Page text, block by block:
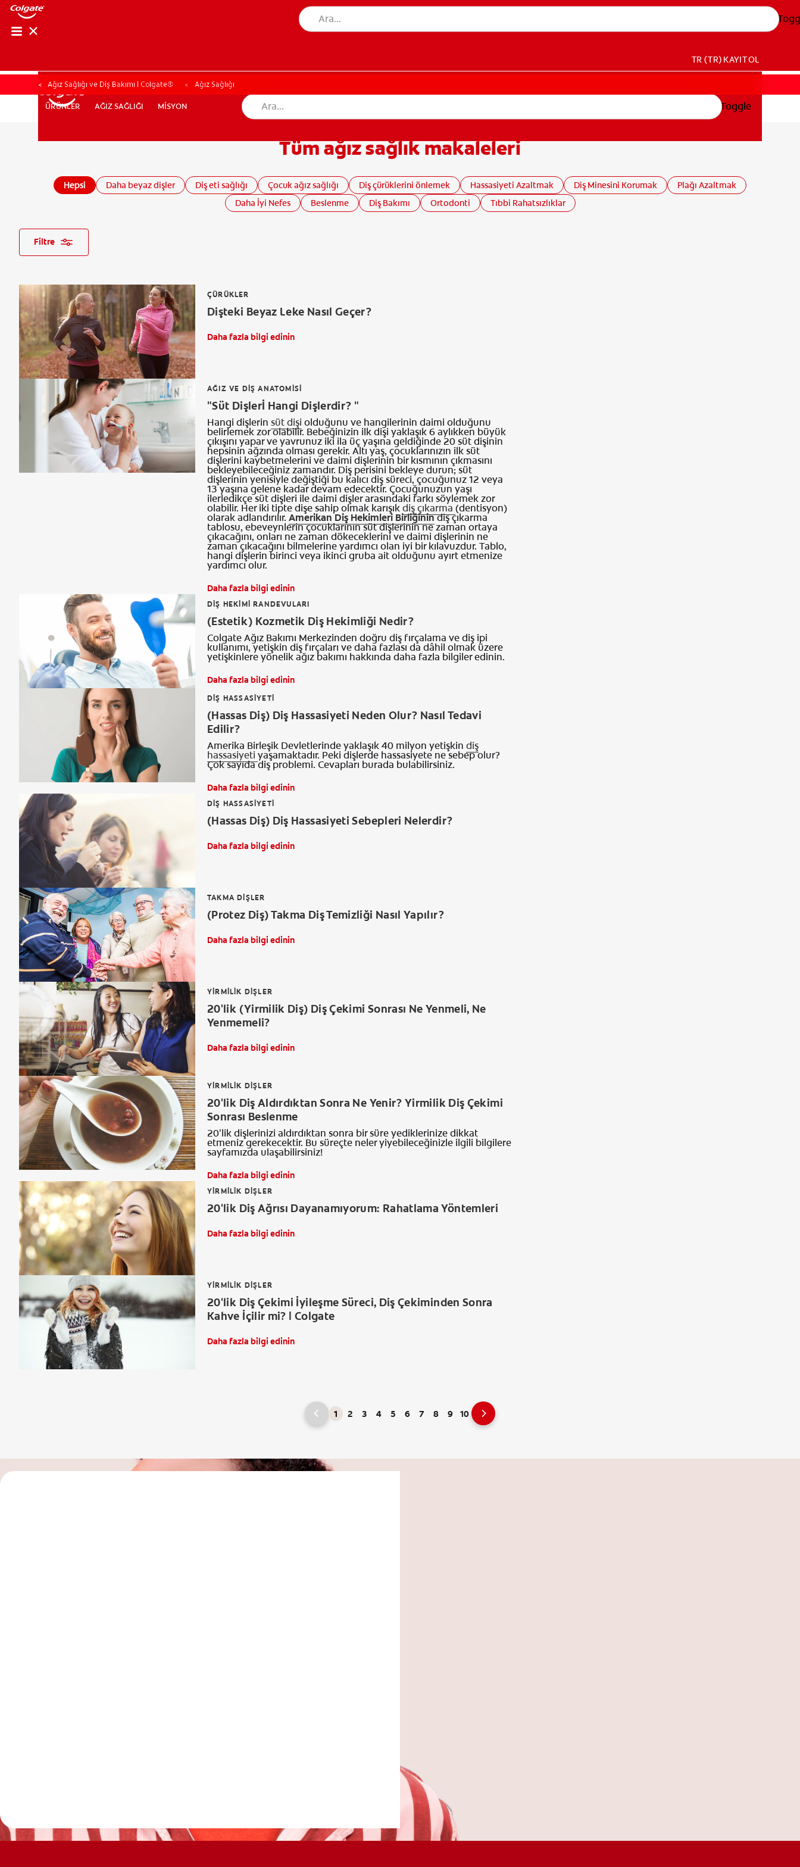
ÜRÜNLER AĞIZ SAĞLIĞI MİSYON
KAYIT OL
TR (TR) KAYIT OL
ÜRÜNLER AĞIZ SAĞLIĞI MİSYON Toggle
Ağız Sağlığı ve Diş Bakımı | Colgate® Ağız Sağlığı
Tüm ağız sağlık makaleleri
Hepsi Daha beyaz dişler Diş eti sağlığı Çocuk ağız sağlığı Diş çürüklerini önlemek Hassasiyeti Azaltmak Diş Minesini Korumak
Plağı Azaltmak
Daha İyi Nefes
Beslenme Diş Bakımı Ortodonti Tıbbi Rahatsızlıklar
Filtre
ÇÜRÜKLER
Dişteki Beyaz Leke Nasıl Geçer?
Daha fazla bilgi edinin
AĞIZ VE DIŞ ANATOMISI
"Süt Dişlerİ Hangi Dişlerdir? "
Hangi dişlerin süt dişi olduğunu ve hangilerinin daimi olduğunu
belirlemek zor olabilir. Bebeğinizin ilk dişi yaklaşık 6 aylıkken büyük
çıkışını yapar ve yavrunuz iki ila üç yaşına geldiğinde 20 süt dişinin
hepsinin ağzında olması gerekir. Altı yaş, çocuklarınızın ilk süt
dişlerini kaybetmelerini ve daimi dişlerinin bir kısmının çıkmasını
bekleyebileceğiniz zamandır. Diş perisini bekleye durun; süt
dişlerinin yenisiyle değiştiği bu kalıcı diş süreci, çocuğunuz 12 veya
13 yaşına gelene kadar devam edecektir. Çocuğunuzun yaşı
ilerledikçe süt dişleri ile daimi dişler arasındaki farkı söylemek zor
olabilir. Her iki tipte dişe sahip olmak karışıkdiş çıkarma (dentisyon)
olarak adlandırılır. Amerikan Diş Hekimleri Birliğinindiş çıkarma
tablosu, ebeveynlerin çocuklarının süt dişlerinin ne zaman ortaya
çıkacağını, onları ne zaman dökeceklerini ve daimi dişlerinin ne
zaman çıkacağını bilmelerine yardımcı olan iyi bir kılavuzdur. Tablo,
hangi dişlerin birinci veya ikinci gruba ait olduğunu ayırt etmenize
yardımcı olur.
Daha fazla bilgi edinin
DIŞ HEKIMI RANDEVULARI
(Estetik) Kozmetik Diş Hekimliği Nedir?
Colgate Ağız Bakımı Merkezinden doğru diş fırçalama ve diş ipi
kullanımı, yetişkin diş fırçaları ve daha fazlası da dâhil olmak üzere
yetişkinlere yönelik ağız bakımı hakkında daha fazla bilgiler edinin.
Daha fazla bilgi edinin
DIŞ HASSASIYETI
(Hassas Diş) Diş Hassasiyeti Neden Olur? Nasıl Tedavi
Edilir?
Amerika Birleşik Devletlerinde yaklaşık 40 milyon yetişkin diş
hassasiyeti yaşamaktadır. Peki dişlerde hassasiyete ne sebep olur?
Çok sayıda diş problemi. Cevapları burada bulabilirsiniz.
Daha fazla bilgi edinin
DIŞ HASSASIYETI
(Hassas Diş) Diş Hassasiyeti Sebepleri Nelerdir?
Daha fazla bilgi edinin
TAKMA DIŞLER
(Protez Diş) Takma Diş Temizliği Nasıl Yapılır?
Daha fazla bilgi edinin
YIRMILIK DIŞLER
20'lik (Yirmilik Diş) Diş Çekimi Sonrası Ne Yenmeli, Ne
Yenmemeli?
Daha fazla bilgi edinin
YIRMILIK DIŞLER
20'lik Diş Aldırdıktan Sonra Ne Yenir? Yirmilik Diş Çekimi
Sonrası Beslenme
20'lik dişlerinizi aldırdıktan sonra bir süre yediklerinize dikkat
etmeniz gerekecektir. Bu süreçte neler yiyebileceğinizle ilgili bilgilere
sayfamızda ulaşabilirsiniz!
Daha fazla bilgi edinin
YIRMILIK DIŞLER
20'lik Diş Ağrısı Dayanamıyorum: Rahatlama Yöntemleri
Daha fazla bilgi edinin
YIRMILIK DIŞLER
20'lik Diş Çekimi İyileşme Süreci, Diş Çekiminden Sonra
Kahve İçilir mi? | Colgate
Daha fazla bilgi edinin
1 2 3 4 5 6 7 8 9 10